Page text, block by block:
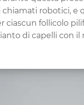
robotici, e
ciascun follicolo
di capelli con